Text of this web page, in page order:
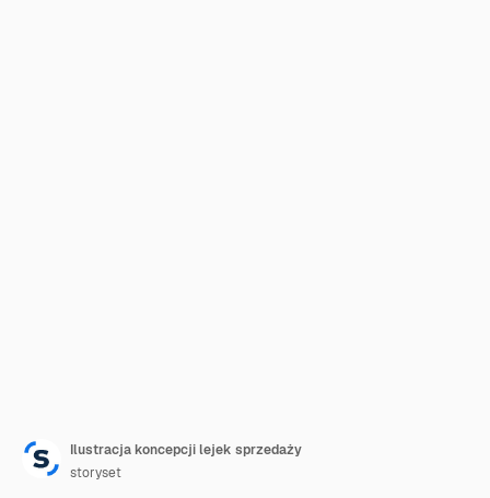
Ilustracja koncepcji lejek sprzedaży
storyset